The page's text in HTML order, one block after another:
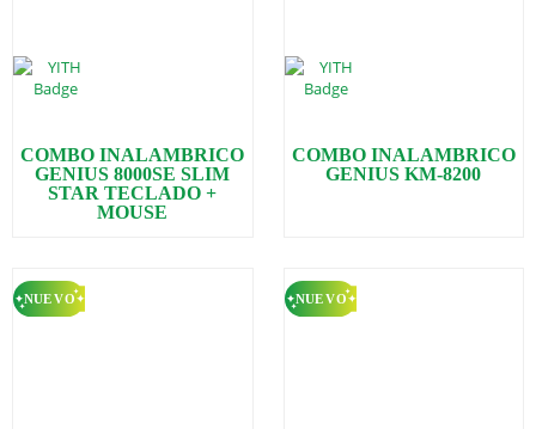
COMBO INALAMBRICO
GENIUS 8000SE SLIM
STAR TECLADO +
MOUSE
COMBO INALAMBRICO
GENIUS KM-8200